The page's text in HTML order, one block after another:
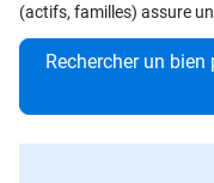
(actifs, familles) assure
Rechercher un